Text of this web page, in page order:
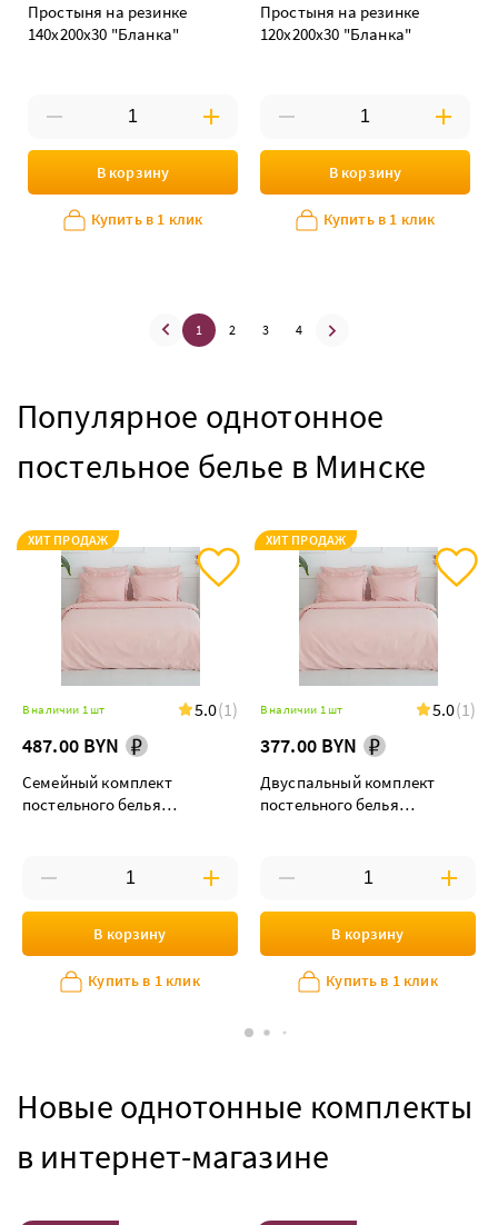
Простыня на резинке
140х200х30 "Бланка"
В корзину
Купить в 1 клик
Простыня на резинке
120х200х30 "Бланка"
В корзину
Купить в 1 клик
1 2 3 4
Популярное однотонное
постельное белье в Минске
ХИТ ПРОДАЖ
В наличии 1 шт 5.0(1)
487.00 BYN
Семейный комплект
постельного белья
В корзину
Купить в 1 клик
ХИТ ПРОДАЖ
В наличии 1 шт 5.0(1)
377.00 BYN
Двуспальный комплект
постельного белья
В корзину
Купить в 1 клик
Новые однотонные комплекты
в интернет-магазине